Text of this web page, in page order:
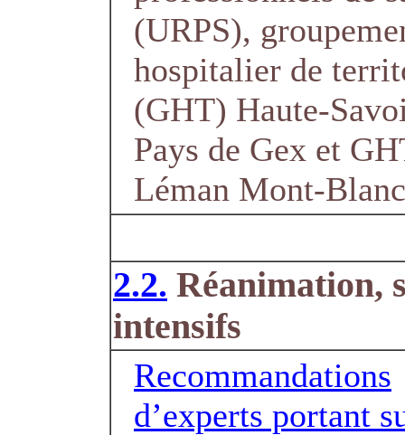
(URPS),
hospitalier de
(GHT) Haute-
Pays de Gex et
Léman Mont-Blanc
2.2. Réanimation,
intensifs
Recommandations
d’experts portant